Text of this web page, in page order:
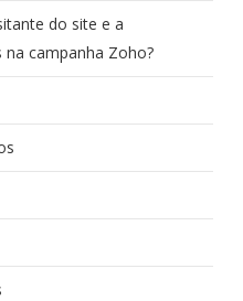
do site e a
campanha Zoho?